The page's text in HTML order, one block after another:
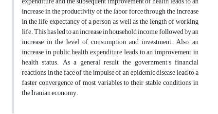
increase in the productivity of the labor force through the increase
in the life expectancy of a person as well as the length of working
life. This has led to an increase in household income, followed by an
increase in the level of consumption and investment. Also, an
increase in public health expenditure leads to an improvement in
health status. As a general result, the government's financial
reactions in the face of the impulse of an epidemic disease lead to a
faster convergence of most variables to their stable conditions in
the Iranian economy.